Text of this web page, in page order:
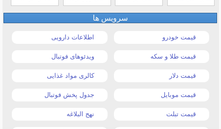
سرویس ها
قیمت خودرو اطلاعات دارویی
قیمت طلا و سکه ویدئوهای فوتبال
قیمت دلار کالری مواد غذایی
قیمت موبایل جدول پخش فوتبال
قیمت تبلت نهج البلاغه